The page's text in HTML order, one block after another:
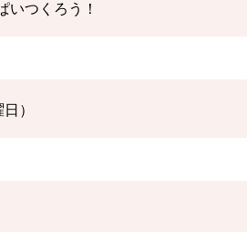
いつくろう！
）